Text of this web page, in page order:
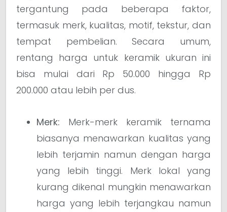
tergantung pada beberapa faktor,
termasuk merk, kualitas, motif, tekstur, dan
tempat pembelian. Secara umum,
rentang harga untuk keramik ukuran ini
bisa mulai dari Rp 50.000 hingga Rp
200.000 atau lebih per dus.
Merk: Merk-merk keramik ternama
biasanya menawarkan kualitas yang
lebih terjamin namun dengan harga
yang lebih tinggi. Merk lokal yang
kurang dikenal mungkin menawarkan
harga yang lebih terjangkau namun